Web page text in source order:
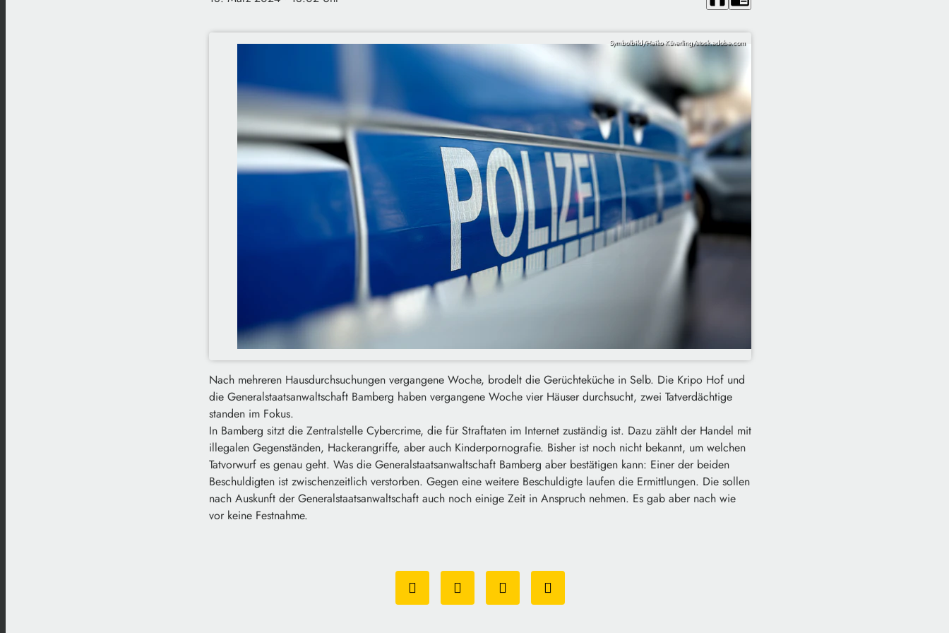
Symbolbild/Heiko Küverling/stock.adobe.com
Nach mehreren Hausdurchsuchungen vergangene Woche, brodelt die Gerüchteküche in Selb. Die Kripo Hof und
die Generalstaatsanwaltschaft Bamberg haben vergangene Woche vier Häuser durchsucht, zwei Tatverdächtige
standen im Fokus.
In Bamberg sitzt die Zentralstelle Cybercrime, die für Straftaten im Internet zuständig ist. Dazu zählt der Handel mit
illegalen Gegenständen, Hackerangriffe, aber auch Kinderpornografie. Bisher ist noch nicht bekannt, um welchen
Tatvorwurf es genau geht. Was die Generalstaatsanwaltschaft Bamberg aber bestätigen kann: Einer der beiden
Beschuldigten ist zwischenzeitlich verstorben. Gegen eine weitere Beschuldigte laufen die Ermittlungen. Die sollen
nach Auskunft der Generalstaatsanwaltschaft auch noch einige Zeit in Anspruch nehmen. Es gab aber nach wie
vor keine Festnahme.